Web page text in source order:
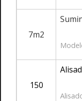
7m2
150